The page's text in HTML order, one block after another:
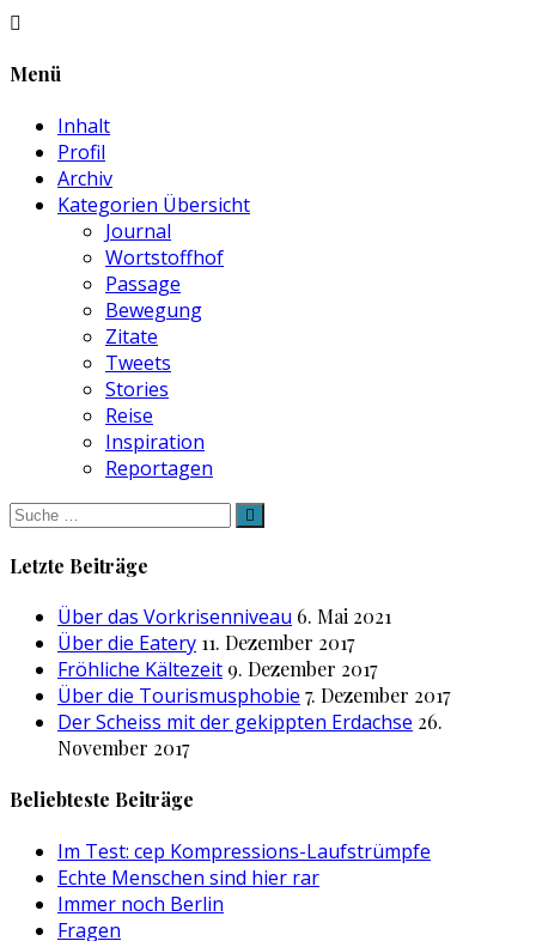
Menü
Inhalt
Profil
Archiv
Kategorien Übersicht
Journal
Wortstoffhof
Passage
Bewegung
Zitate
Tweets
Stories
Reise
Inspiration
Reportagen
Suche
nach:
Letzte Beiträge
Über das Vorkrisenniveau 6. Mai 2021
Über die Eatery 11. Dezember 2017
Fröhliche Kältezeit 9. Dezember 2017
Über die Tourismusphobie 7. Dezember 2017
Der Scheiss mit der gekippten Erdachse 26.
November 2017
Beliebteste Beiträge
Im Test: cep Kompressions-Laufstrümpfe
Echte Menschen sind hier rar
Immer noch Berlin
Fragen